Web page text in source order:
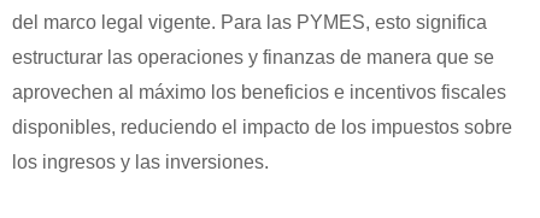
del marco legal vigente. Para las PYMES, esto significa
estructurar las operaciones y finanzas de manera que se
aprovechen al máximo los beneficios e incentivos fiscales
disponibles, reduciendo el impacto de los impuestos sobre
los ingresos y las inversiones.